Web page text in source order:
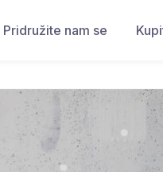
Pridružite nam se